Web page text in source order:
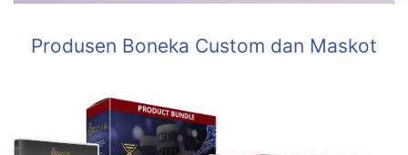
Produsen Boneka Custom dan Maskot